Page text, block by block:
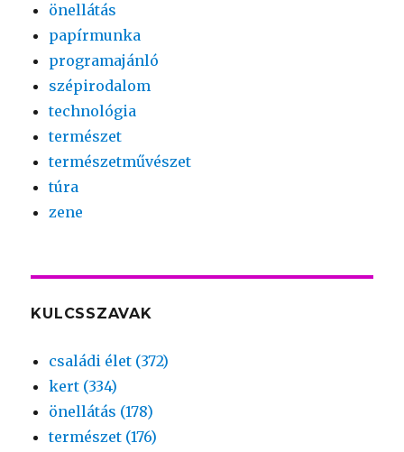
önellátás
papírmunka
programajánló
szépirodalom
technológia
természet
természetművészet
túra
zene
KULCSSZAVAK
családi élet (372)
kert (334)
önellátás (178)
természet (176)